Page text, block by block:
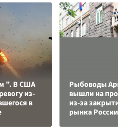
". В США
из-
в
Рыбоводы
вышли на
из-за
рынка России